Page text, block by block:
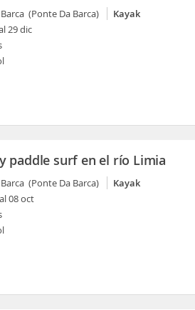
(Ponte Da Barca)
Kayak
29 dic
paddle surf en el río Limia
(Ponte Da Barca)
Kayak
08 oct